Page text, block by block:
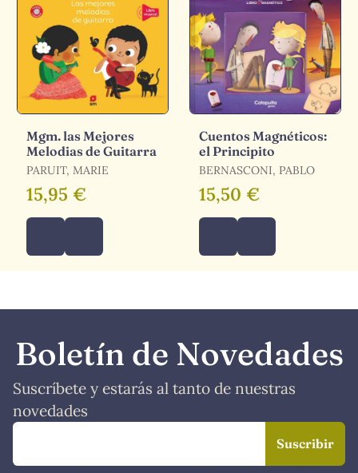
Mgm. las Mejores
Melodias de Guitarra
PARUIT, MARIE
15,95 €
Cuentos Magnéticos:
el Principito
BERNASCONI, PABLO
15,50 €
Boletín de Novedades
Suscríbete y estarás al tanto de nuestras
novedades